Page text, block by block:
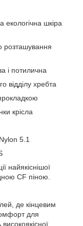
екологічна шкіра
розташування
і потилична
відділу хребта
крісла
5.1
найякіснішої
CF піною.
де кінцевим
для